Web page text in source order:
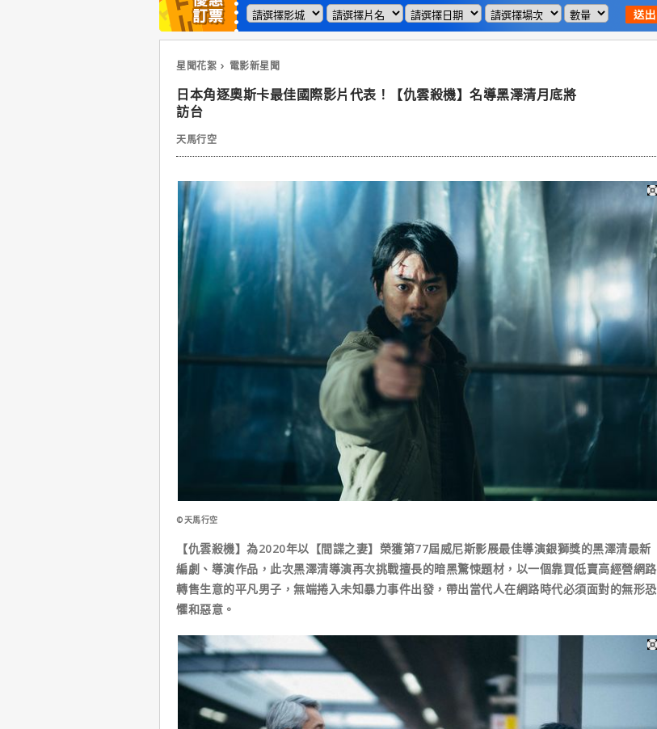
星聞花絮 電影新星聞
日本角逐奧斯卡最佳國際影片代表！【仇雲殺機】名導黑澤清月底將
訪台
天馬行空
©天馬行空
【仇雲殺機】為2020年以【間諜之妻】榮獲第77屆威尼斯影展最佳導演銀獅獎的黑澤清最新
編劇、導演作品，此次黑澤清導演再次挑戰擅長的暗黑驚悚題材，以一個靠買低賣高經營網路
轉售生意的平凡男子，無端捲入未知暴力事件出發，帶出當代人在網路時代必須面對的無形恐
懼和惡意。